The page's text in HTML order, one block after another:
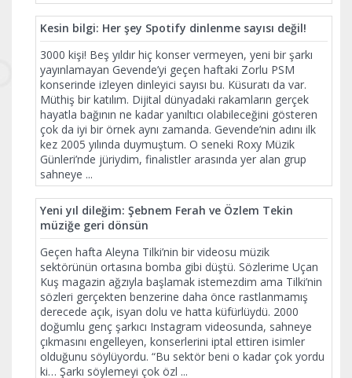
Kesin bilgi: Her şey Spotify dinlenme sayısı değil!
3000 kişi! Beş yıldır hiç konser vermeyen, yeni bir şarkı
yayınlamayan Gevende’yi geçen haftaki Zorlu PSM
konserinde izleyen dinleyici sayısı bu. Küsuratı da var.
Müthiş bir katılım. Dijital dünyadaki rakamların gerçek
hayatla bağının ne kadar yanıltıcı olabileceğini gösteren
çok da iyi bir örnek aynı zamanda. Gevende’nin adını ilk
kez 2005 yılında duymuştum. O seneki Roxy Müzik
Günleri’nde jüriydim, finalistler arasında yer alan grup
sahneye ...
Yeni yıl dileğim: Şebnem Ferah ve Özlem Tekin
müziğe geri dönsün
Geçen hafta Aleyna Tilki’nin bir videosu müzik
sektörünün ortasına bomba gibi düştü. Sözlerime Uçan
Kuş magazin ağzıyla başlamak istemezdim ama Tilki’nin
sözleri gerçekten benzerine daha önce rastlanmamış
derecede açık, isyan dolu ve hatta küfürlüydü. 2000
doğumlu genç şarkıcı Instagram videosunda, sahneye
çıkmasını engelleyen, konserlerini iptal ettiren isimler
olduğunu söylüyordu. “Bu sektör beni o kadar çok yordu
ki… Şarkı söylemeyi çok özl ...